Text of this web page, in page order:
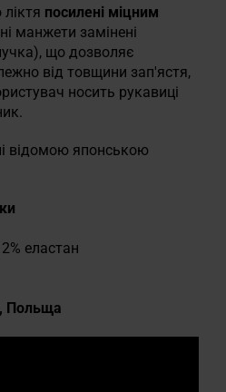
посилені міцним
манжети замінені
що дозволяє
від товщини зап'ястя,
носить рукавиці
відомою японською
еластан
Польща